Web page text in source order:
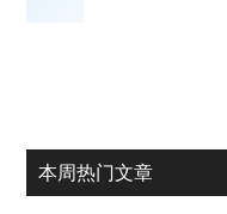
本周热门文章